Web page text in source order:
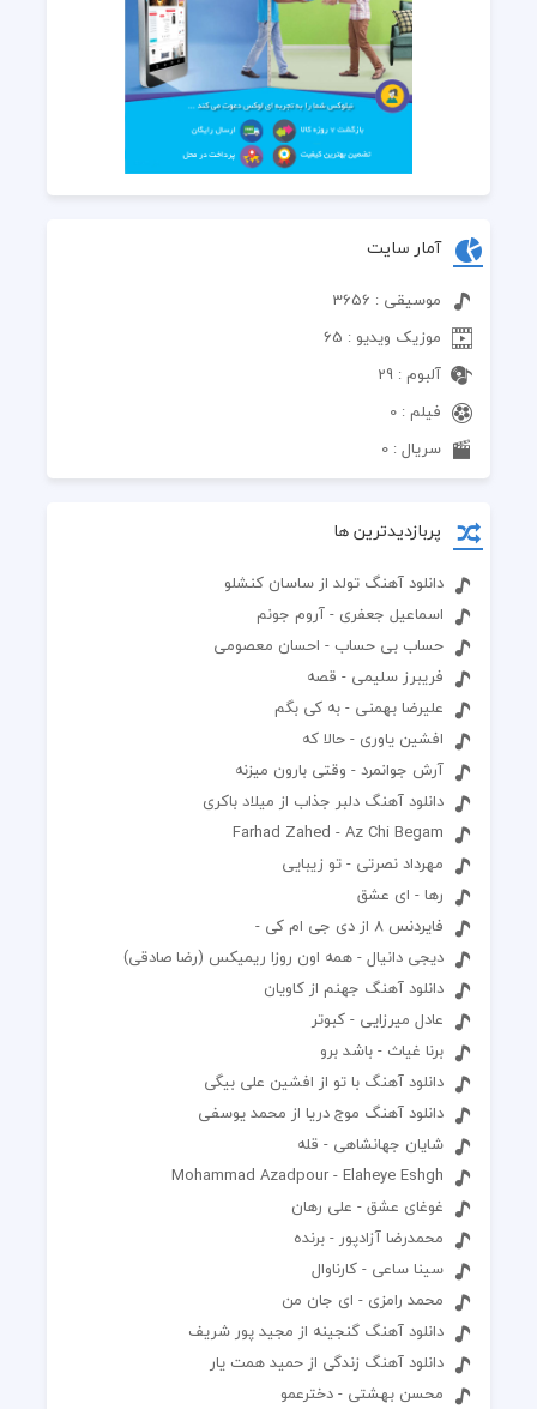
آمار سایت
موسیقی : 3656
موزیک ویدیو : 65
آلبوم : 29
فیلم : 0
سریال : 0
پربازدیدترین ها
دانلود آهنگ تولد از ساسان کنشلو
اسماعیل جعفری - آروم جونم
حساب بی حساب - احسان معصومی
فريبرز سليمى - قصه
علیرضا بهمنی - به کی بگم
افشین یاوری - حالا که
آرش جوانمرد - وقتی بارون میزنه
دانلود آهنگ دلبر جذاب از میلاد باکری
Farhad Zahed - Az Chi Begam
مهرداد نصرتی - تو زیبایی
رها - ای عشق
فایردنس 8 از دی جی ام کی -
دیجی دانیال - همه اون روزا ریمیکس (رضا صادقی)
دانلود آهنگ جهنم از کاویان
عادل میرزایی - کبوتر
برنا غیاث - باشد برو
دانلود آهنگ با تو از افشین علی بیگی
دانلود آهنگ موج دریا از محمد یوسفی
شایان جهانشاهی - قله
Mohammad Azadpour - Elaheye Eshgh
غوغای عشق - علی رهان
محمدرضا آزادپور - برنده
سینا ساعی - کارناوال
محمد رامزی - ای جان من
دانلود آهنگ گنجینه از مجید پور شریف
دانلود آهنگ زندگی از حمید همت یار
محسن بهشتی - دخترعمو